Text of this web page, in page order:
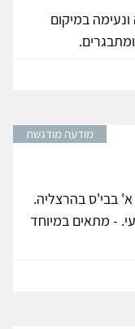
במיקום
מודעה מודגשת
בבי'ס בהרצליה.
- מתאים במיוחד